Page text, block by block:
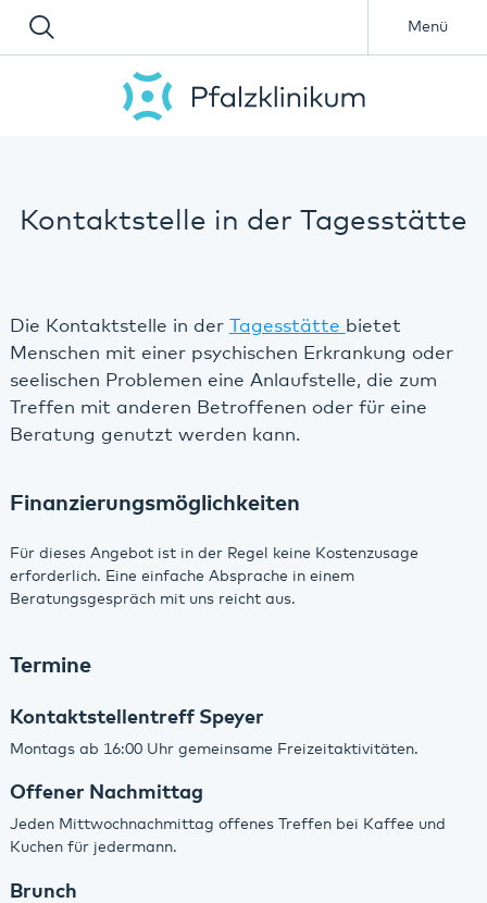
Menü
Kontaktstelle in der Tagesstätte
Die Kontaktstelle in der Tagesstätte bietet
Menschen mit einer psychischen Erkrankung oder
seelischen Problemen eine Anlaufstelle, die zum
Treffen mit anderen Betroffenen oder für eine
Beratung genutzt werden kann.
Finanzierungsmöglichkeiten
Für dieses Angebot ist in der Regel keine Kostenzusage
erforderlich. Eine einfache Absprache in einem
Beratungsgespräch mit uns reicht aus.
Termine
Kontaktstellentreff Speyer
Montags ab 16:00 Uhr gemeinsame Freizeitaktivitäten.
Offener Nachmittag
Jeden Mittwochnachmittag offenes Treffen bei Kaffee und
Kuchen für jedermann.
Brunch